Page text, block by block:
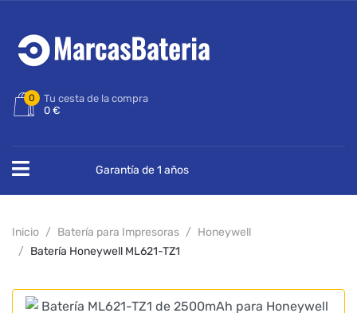
0
Tu cesta de la compra
0 €
Garantía de 1 años
Inicio Batería para Impresoras
Honeywell
Batería Honeywell ML621-TZ1